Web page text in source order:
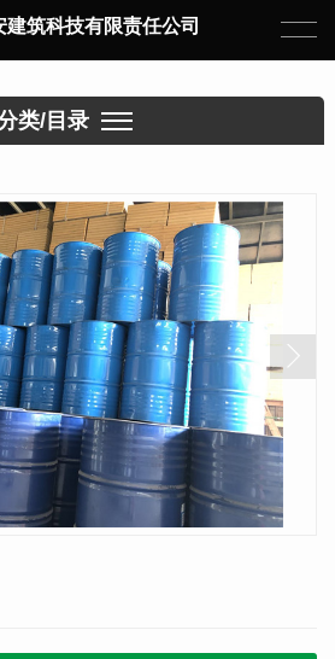
建筑科技有限责任公司
类/目录